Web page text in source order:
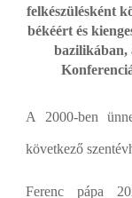
felkészülésként
békéért és
bazilikában,
A 2000-ben
következő
Ferenc pápa